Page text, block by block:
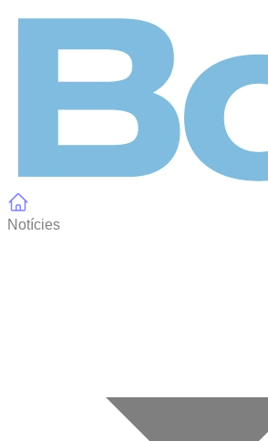
Notícies